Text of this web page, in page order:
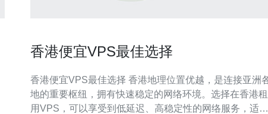
香港便宜VPS最佳选择
香港便宜VPS最佳选择 香港地理位置优越，是连接亚洲各
地的重要枢纽，拥有快速稳定的网络环境。选择在香港租
用VPS，可以享受到低延迟、高稳定性的网络服务，适合